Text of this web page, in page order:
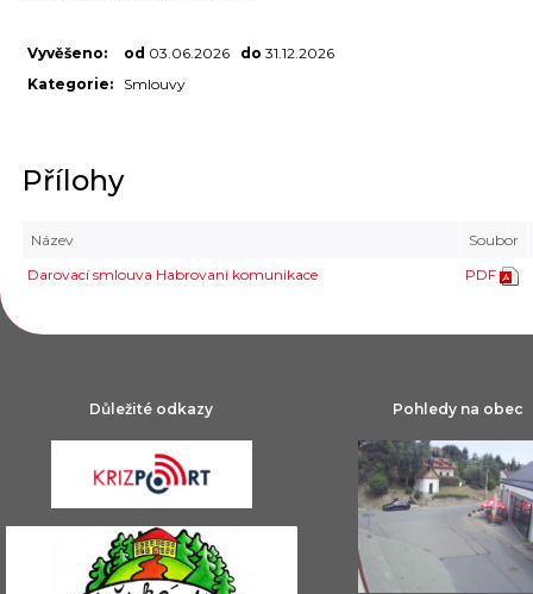
Vyvěšeno: od 03.06.2026 do 31.12.2026
Kategorie:
Smlouvy
Přílohy
Název
Soubor
Darovací smlouva Habrovani komunikace
PDF
Důležité odkazy Pohledy na obec